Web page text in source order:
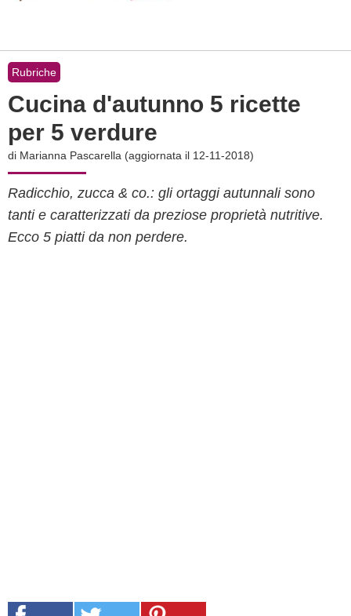
Rubriche
Cucina d'autunno 5 ricette
per 5 verdure
di Marianna Pascarella (aggiornata il 12-11-2018)
Radicchio, zucca & co.: gli ortaggi autunnali sono
tanti e caratterizzati da preziose proprietà nutritive.
Ecco 5 piatti da non perdere.